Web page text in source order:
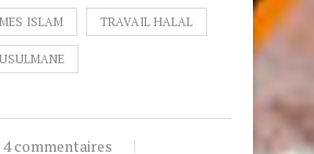
ISLAM TRAVAIL HALAL
4 commentaires